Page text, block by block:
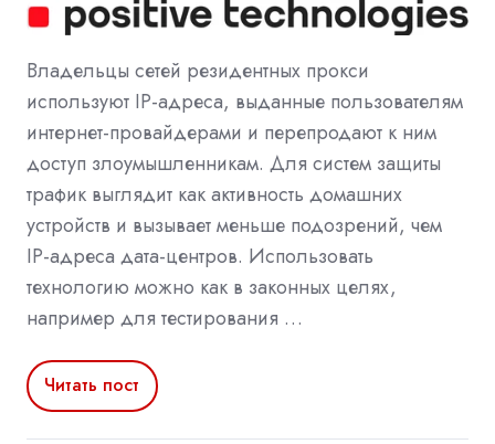
Владельцы сетей резидентных прокси
используют IP-адреса, выданные пользователям
интернет-провайдерами и перепродают к ним
доступ злоумышленникам. Для систем защиты
трафик выглядит как активность домашних
устройств и вызывает меньше подозрений, чем
IP-адреса дата-центров. Использовать
технологию можно как в законных целях,
например для тестирования …
Читать пост